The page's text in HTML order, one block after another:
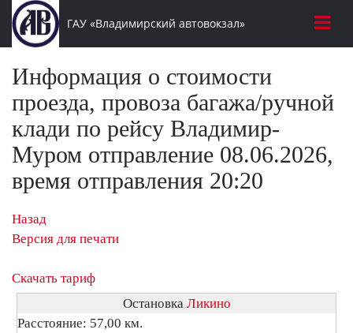
ГАУ «Владимирский автовокзал»
Информация о стоимости
проезда, провоза багажа/ручной
клади по рейсу Владимир-
Муром отправление 08.06.2026,
время отправления 20:20
Назад
Версия для печати
Скачать тариф
Остановка Ликино
Расстояние: 57,00 км.